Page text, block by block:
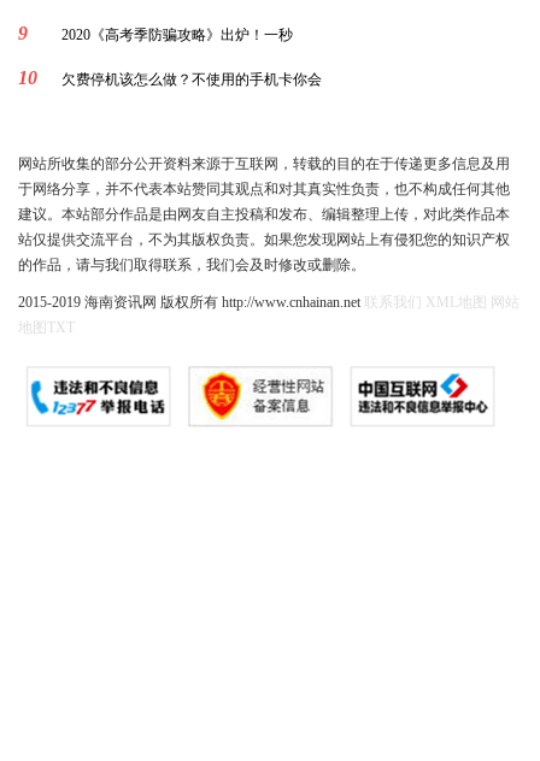
9 2020《高考季防骗攻略》出炉！一秒
10 欠费停机该怎么做？不使用的手机卡你会
网站所收集的部分公开资料来源于互联网，转载的目的在于传递更多信息及用
于网络分享，并不代表本站赞同其观点和对其真实性负责，也不构成任何其他
建议。本站部分作品是由网友自主投稿和发布、编辑整理上传，对此类作品本
站仅提供交流平台，不为其版权负责。如果您发现网站上有侵犯您的知识产权
的作品，请与我们取得联系，我们会及时修改或删除。
2015-2019 海南资讯网 版权所有 http://www.cnhainan.net 联系我们 XML地图
网站
地图
TXT